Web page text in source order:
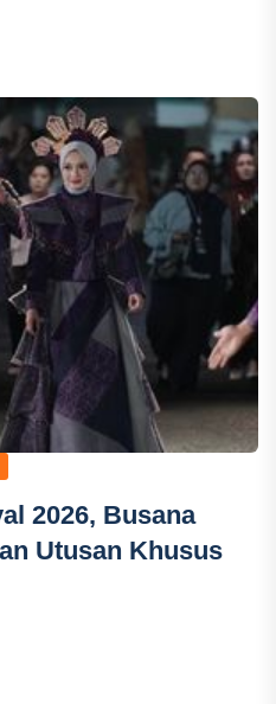
2026, Busana
Utusan Khusus